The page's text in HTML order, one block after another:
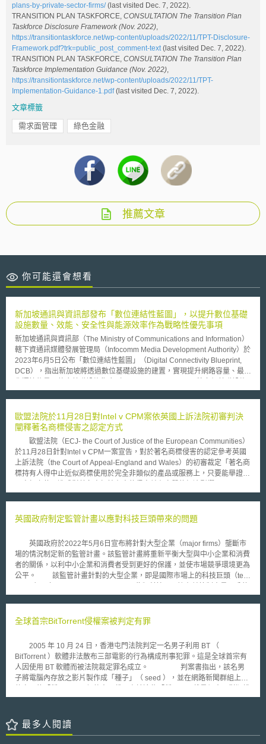
plans-by-private-sector-firms/(last visited Dec. 7, 2022).
TRANSITION PLAN TASKFORCE, CONSULTATION The Transition Plan
Taskforce Disclosure Framework (Nov. 2022),
https://transitiontaskforce.net/wp-content/uploads/2022/11/TPT-Disclosure-
Framework.pdf?trk=public_post_comment-text(last visited Dec. 7, 2022).
TRANSITION PLAN TASKFORCE, CONSULTATION The Transition Plan
Taskforce Implementation Guidance (Nov. 2022),
https://transitiontaskforce.net/wp-content/uploads/2022/11/TPT-
Implementation-Guidance-1.pdf(last visited Dec. 7, 2022).
文章標籤
需求面管理 綠色金融
推薦文章
你可能還會想看
新加坡通訊與資訊部發布「數位連結性藍圖」，以提升數位基礎
設施數量、效能、安全性與能源效率作為戰略性優先事項
新加坡通訊與資訊部（The Ministry of Communications and Information）
轄下資通訊媒體發展管理局（Infocomm Media Development Authority）於
2023年6月5日公布「數位連結性藍圖」（Digital Connectivity Blueprint,
DCB），指出新加坡將透過數位基礎設施的建置，實現提升網路容量、最大
作為一整體進行定義、提供與更新）、確保安全與韌性，以及永續性設計
（1）在未來十年將海底電纜數量提升為現有的兩倍； （2）透過將新加坡
國家寬頻網路（Nationwide Broadband Network, NBN）的頻寬提高十倍、
分配頻譜予5G專網（Standalone, SA）等方法，於未來五年內建構並提供
無縫、端到端且速度高達10 Gbps的國內網路； （3）與供應商合作，強化
運算基礎設施的透明性與可歸責性，並與國際最佳作法保持一致； （4）為
新的綠色資料中心（Green data centre）制定長期成長路線圖並使其更具能
源效率； （5）推動對新加坡數位公用設施（Digital Utility, DU）集合的採
例。 除戰略性優先事項外，新加坡將在更新興且前沿的領域中採取行動，
願景； （2）為普遍的自動化系統使用奠定基礎； （3）透過測試平台與沙
準制定與評估； （4）透過低軌道衛星服務為關鍵產業提供創新解決方案。
歐盟法院於11月28日對Intel v CPM案依英國上訴法院初審判決
闡釋著名商標侵害之認定方式
歐盟法院（ECJ- the Court of Justice of the European Communities）
於11月28日針對Intel v CPM一案宣告，對於著名商標侵害的認定參考英國
上訴法院（the Court of Appeal-England and Wales）的初審裁定「著名商
標持有人得中止近似商標使用於完全非類似的產品或服務上，只要能舉證近
本案原告為Intel Corporation Inc. 註冊「Intel」為英國商標，指定使用於第9
計服務，其中並在電腦微處理器及軟體等電子產品上更為全球知名的商標；
第35類的行銷及遠距行銷等廣告服務，Intel主張CPM使用INTELMARK為商
標將有致侵害及淡化Intel商標的使用，並產生不正利益。惟英國商標局
（Trade Mark Registry Hearing Officer）駁回Intel之申請案，且英國上訴法
院初審判決維持原判，並向歐盟法院提出著名商標認定標準。 歐盟法
院此次對著名商標的認定，將使著名商標持有人以後如果要保障其商標名稱
標）間必須有一定的關聯性；2. 後商標會使一般消費者產生對前商標的聯
成不正利益或侵害前商標持有人的商譽。 本案將待英國上訴法院判決
英國政府制定監管計畫以應對科技巨頭帶來的問題
英國政府於2022年5月6日宣布將針對大型企業（major firms）壟斷市
場的情況制定新的監管計畫。該監管計畫將重新平衡大型與中小企業和消費
者的關係，以利中小企業和消費者受到更好的保護，並使市場競爭環境更為
公平。 該監管計畫針對的大型企業，即是國際市場上的科技巨頭（tech
網路資料，並將該資料應用在特定應用程式與瀏覽器的搜尋演算法上，以確
爭以及消費者的自由選擇權。為解決前揭問題，英國預計透過修法賦予競爭
力與監管權限，並搭配措施與作法如下： 強化市場公平性：英國政府預計
提出價格糾紛解決機制，平衡內容提供商（如媒體業與廣告業）與科技巨頭
間的議價能力，以確保更為公平、透明的市場。此外，科技巨頭亦應將其演
算法之資訊分享給一般公司，避免科技巨頭濫用其市場力量。 增進消費者
權益：科技巨頭必須確保消費者在使用資訊設備或服務時有充分的自主權與
市場，智慧型手機用戶將可以有更多搜尋引擎和社交平台選擇。此外消費者
亦可選擇退出具有針對性的個人化廣告發送，以達成讓消費者擁有更多的資
全球首宗BitTorrent侵權案被判定有罪
2005 年 10 月 24 日，香港屯門法院判定一名男子利用 BT （
BitTorrent ）軟體非法散布三部電影的行為構成刑事犯罪。這是全球首宗有
人因使用 BT 軟體而被法院裁定罪名成立。 判案書指出，該名男
子將電腦內存放之影片製作成「種子」（ seed ），並在網路新聞群組上宣
所有人造成侵害，已違反了香港法例第 528 章《版權條例》第 118 條之散
定，但香港法院解釋認為，上傳 BT 種子的行為已屬於一種散布行為。
這項判決雖存有解釋上的疑義，但是本案將同時對國際間的種子提供者、下
最多人閱讀